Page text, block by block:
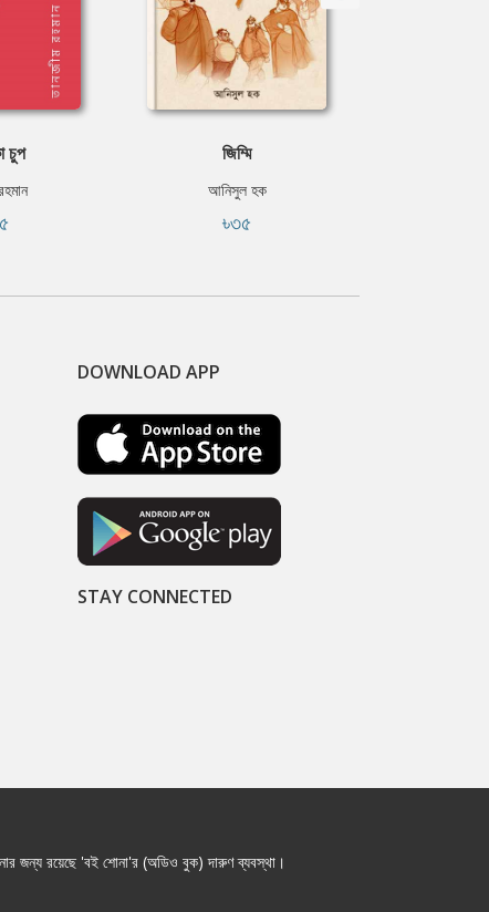
চুপ জিম্মি
আনিসুল হক
৳৩৫
DOWNLOAD APP
STAY CONNECTED
জন্য রয়েছে 'বই শোনা'র (অডিও বুক) দারুণ ব্যবস্থা।